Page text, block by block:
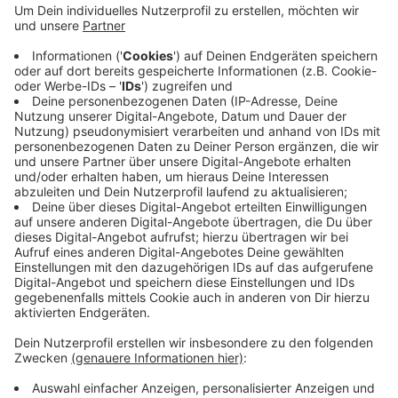
ressourcenschonend umbauen, damit da rund 25
Menschen wohnen können - und das mit sehr
kleinen Privatbereichen und großzügigen
Gemeinschaftsflächen. Ob und wie das wirklich
machbar ist und ob sich das auch wirtschaftlich
rechnet, muss die Initiative erst noch prüfen. Aber
die Stadt hat zugesagt, ihr das Grundstück zwölf
Monate zu reservieren.
Veröffentlicht:Mittwoch, 18.02.2026 13:04
Anzeige